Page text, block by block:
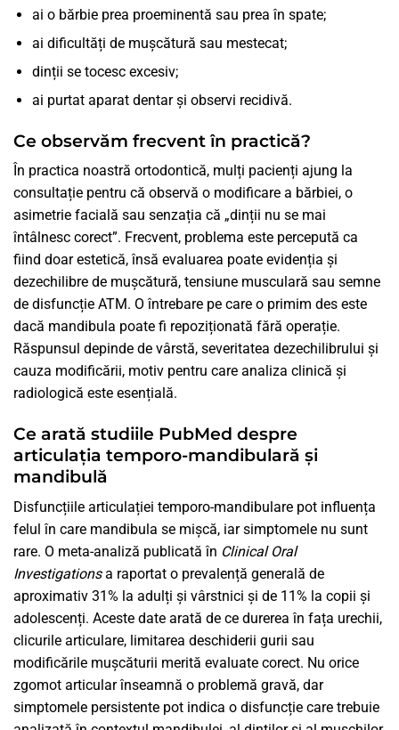
ai o bărbie prea proeminentă sau prea în spate;
ai dificultăți de mușcătură sau mestecat;
dinții se tocesc excesiv;
ai purtat aparat dentar și observi recidivă.
Ce observăm frecvent în practică?
În practica noastră ortodontică, mulți pacienți ajung la
consultație pentru că observă o modificare a bărbiei, o
asimetrie facială sau senzația că „dinții nu se mai
întâlnesc corect”. Frecvent, problema este percepută ca
fiind doar estetică, însă evaluarea poate evidenția și
dezechilibre de mușcătură, tensiune musculară sau semne
de disfuncție ATM. O întrebare pe care o primim des este
dacă mandibula poate fi repoziționată fără operație.
Răspunsul depinde de vârstă, severitatea dezechilibrului și
cauza modificării, motiv pentru care analiza clinică și
radiologică este esențială.
Ce arată studiile PubMed despre
articulația temporo-mandibulară și
mandibulă
Disfuncțiile articulației temporo-mandibulare pot influența
felul în care mandibula se mișcă, iar simptomele nu sunt
rare. O meta-analiză publicată în Clinical Oral
Investigationsa raportat o prevalență generală de
aproximativ 31% la adulți și vârstnici și de 11% la copii și
adolescenți. Aceste date arată de ce durerea în fața urechii,
clicurile articulare, limitarea deschiderii gurii sau
modificările mușcăturii merită evaluate corect. Nu orice
zgomot articular înseamnă o problemă gravă, dar
simptomele persistente pot indica o disfuncție care trebuie